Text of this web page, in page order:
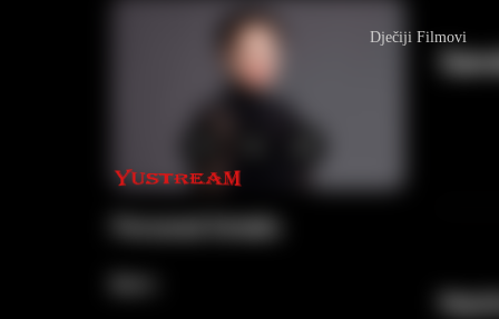
Dječiji Filmovi